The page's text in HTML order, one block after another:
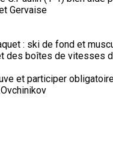
Gervaise
: ski de fond et
des boîtes de vitesses
et participer